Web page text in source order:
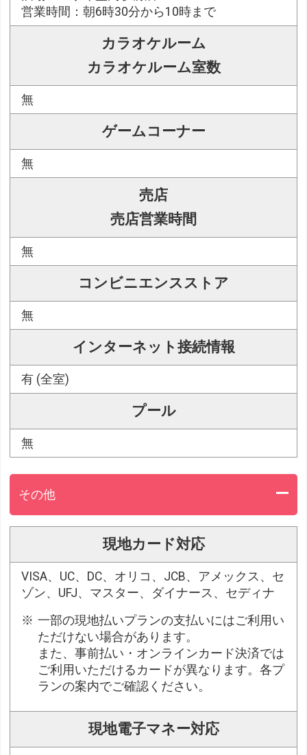
営業時間：朝6時30分から10時まで
カラオケルーム
カラオケルーム室数
無
ゲームコーナー
無
売店
売店営業時間
無
コンビニエンスストア
無
インターネット接続情報
有 (全室)
プール
無
その他
現地カード対応
VISA、UC、DC、オリコ、JCB、アメックス、セ
ゾン、UFJ、マスター、ダイナース、セディナ
一部の現地払いプランの支払いにはご利用い
ただけない場合があります。
また、事前払い・オンラインカード決済では
ご利用いただけるカードが異なります。各プ
ランの案内でご確認ください。
現地電子マネー対応